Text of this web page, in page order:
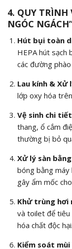
4. QUY TRÌNH
NGÓC
Hút bụi toàn
HEPA hút sạch
các đường phào
Lau kính & Xử
lớp oxy hóa
Vệ sinh chi
thang, ổ cắm
thường bị bỏ
Xử lý sàn
bóng bằng máy
gây ẩm mốc
Khử trùng hơi
và toilet để tiêu
hóa chất độc hại.
Kiểm soát mùi